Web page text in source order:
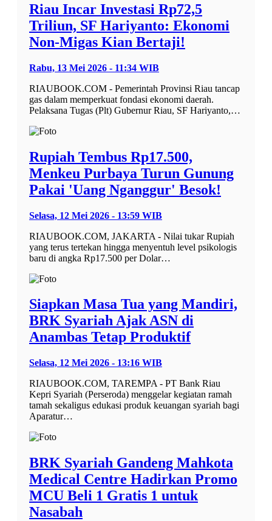
Riau Incar Investasi Rp72,5
Triliun, SF Hariyanto: Ekonomi
Non-Migas Kian Bertaji!
Rabu, 13 Mei 2026 - 11:34 WIB
RIAUBOOK.COM - Pemerintah Provinsi Riau tancap
gas dalam memperkuat fondasi ekonomi daerah.
Pelaksana Tugas (Plt) Gubernur Riau, SF Hariyanto,…
Rupiah Tembus Rp17.500,
Menkeu Purbaya Turun Gunung
Pakai 'Uang Nganggur' Besok!
Selasa, 12 Mei 2026 - 13:59 WIB
RIAUBOOK.COM, JAKARTA - Nilai tukar Rupiah
yang terus tertekan hingga menyentuh level psikologis
baru di angka Rp17.500 per Dolar…
Siapkan Masa Tua yang Mandiri,
BRK Syariah Ajak ASN di
Anambas Tetap Produktif
Selasa, 12 Mei 2026 - 13:16 WIB
RIAUBOOK.COM, TAREMPA - PT Bank Riau
Kepri Syariah (Perseroda) menggelar kegiatan ramah
tamah sekaligus edukasi produk keuangan syariah bagi
Aparatur…
BRK Syariah Gandeng Mahkota
Medical Centre Hadirkan Promo
MCU Beli 1 Gratis 1 untuk
Nasabah